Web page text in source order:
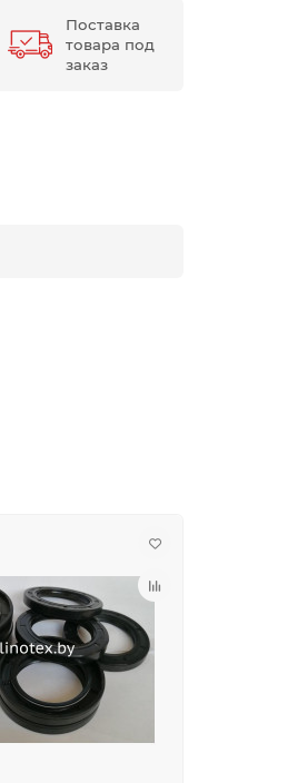
Поставка
товара под
заказ